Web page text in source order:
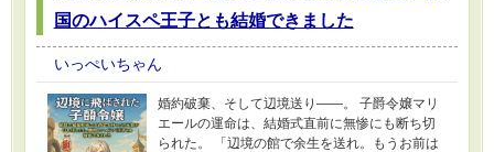
国のハイスペ王子とも結婚できました
いっぺいちゃん
婚約破棄、そして辺境送り――。 子爵令嬢マリ
エールの運命は、結婚式直前に無惨にも断ち切
られた。 「辺境の館で余生を送れ。もうお前は